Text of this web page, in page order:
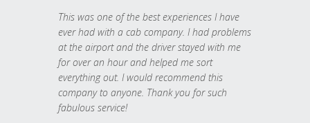
This was one of the best experiences I have
ever had with a cab company. I had problems
at the airport and the driver stayed with me
for over an hour and helped me sort
everything out. I would recommend this
company to anyone. Thank you for such
fabulous service!